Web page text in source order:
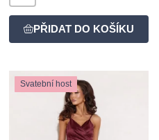
Svatební host